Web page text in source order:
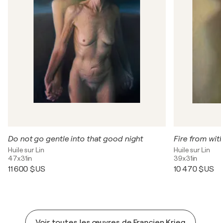
Do not go gentle into that good night
Huile sur Lin
47x31in
11 600 $US
Fire from
Huile sur Lin
39x31in
10 470 $US